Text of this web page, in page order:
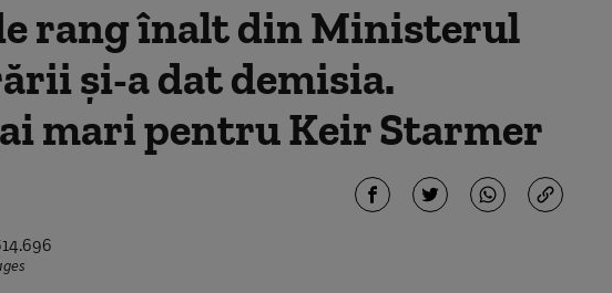
rang înalt din Ministerul
și-a dat demisia.
mari pentru Keir Starmer